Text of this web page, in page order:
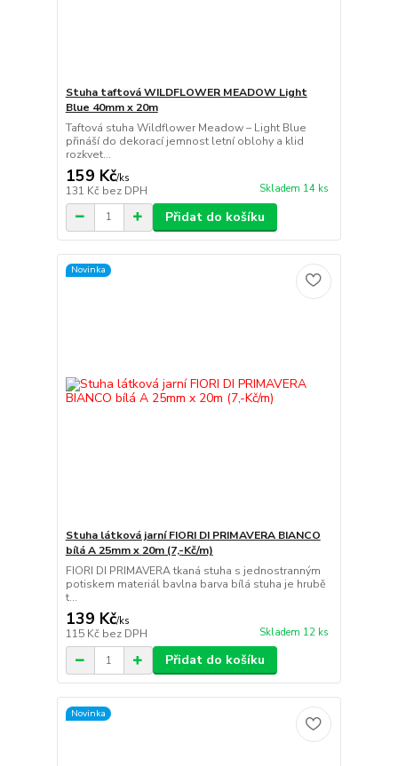
Stuha taftová WILDFLOWER MEADOW Light
Blue 40mm x 20m
Taftová stuha Wildflower Meadow – Light Blue
přináší do dekorací jemnost letní oblohy a klid
rozkvet...
159 Kč/ks
131 Kč bez DPH Skladem 14 ks
Přidat do košíku
Novinka
Stuha látková jarní FIORI DI PRIMAVERA BIANCO
bílá A 25mm x 20m (7,-Kč/m)
FIORI DI PRIMAVERA tkaná stuha s jednostranným
potiskem materiál bavlna barva bílá stuha je hrubě
t...
139 Kč/ks
115 Kč bez DPH Skladem 12 ks
Přidat do košíku
Novinka